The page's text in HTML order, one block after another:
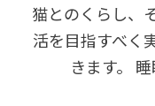
猫とのくらし、
活を目指すべく
きます。